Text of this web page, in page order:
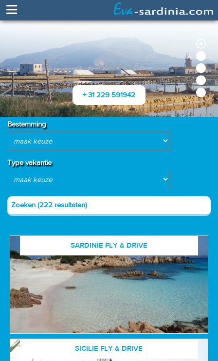
≡
+ 31 229 591942
Bestemming
Type vakantie
Zoeken (222 resultaten)
SARDINIE FLY & DRIVE
SICILIE FLY & DRIVE